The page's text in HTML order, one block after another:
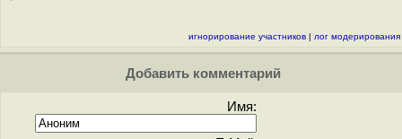
игнорирование участников | лог модерирования
Добавить комментарий
Имя: